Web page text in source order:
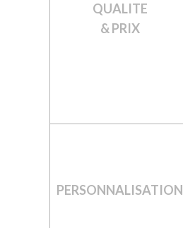
QUALITE
& PRIX
PERSONNALISATION